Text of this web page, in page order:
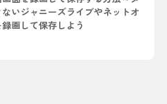
いジャニーズライブやネットオ
画して保存しよう